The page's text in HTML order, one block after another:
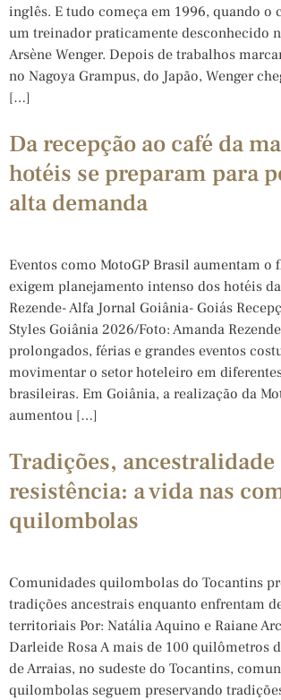
inglês. E tudo começa em 1996, quando o
um treinador praticamente desconhecido
Arsène Wenger. Depois de trabalhos
no Nagoya Grampus, do Japão, Wenger
[…]
Da recepção ao café da
hotéis se preparam para
alta demanda
Eventos como MotoGP Brasil aumentam o
exigem planejamento intenso dos hotéis
Rezende- Alfa Jornal Goiânia- Goiás
Styles Goiânia 2026/Foto: Amanda
prolongados, férias e grandes eventos
movimentar o setor hoteleiro em
brasileiras. Em Goiânia, a realização da
aumentou […]
Tradições, ancestralidade
resistência: a vida nas
quilombolas
Comunidades quilombolas do Tocantins
tradições ancestrais enquanto enfrentam
territoriais Por: Natália Aquino e Raiane
Darleide Rosa A mais de 100 quilômetros
de Arraias, no sudeste do Tocantins,
quilombolas seguem preservando